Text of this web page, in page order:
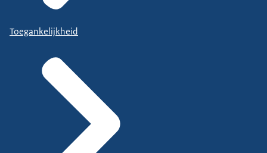
Toegankelijkheid